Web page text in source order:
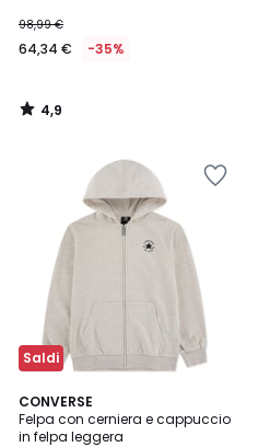
98,99 €
64,34 € -35%
4,9
/
Saldi
CONVERSE
Felpa con cerniera e cappuccio
in felpa leggera